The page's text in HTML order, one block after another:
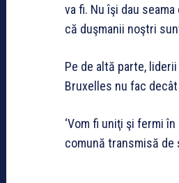
va fi. Nu îşi dau
că duşmanii noştri
Pe de altă parte,
Bruxelles nu fac
‘Vom fi uniţi şi fermi
comună transmisă de